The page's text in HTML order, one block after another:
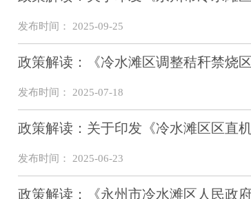
发布时间： 2025-09-25
政策解读：《冷水滩区调整秸秆禁烧
发布时间： 2025-07-18
政策解读：关于印发《冷水滩区区直
发布时间： 2025-06-23
政策解读：《永州市冷水滩区人民政